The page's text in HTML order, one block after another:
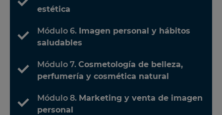
estética
Módulo 6. Imagen personal y hábitos
saludables
Módulo 7. Cosmetología de belleza,
perfumería y cosmética natural
Módulo 8. Marketing y venta de imagen
personal